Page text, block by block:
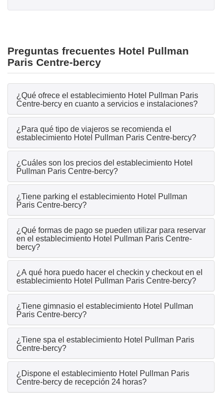
Preguntas frecuentes Hotel Pullman
Paris Centre-bercy
¿Qué ofrece el establecimiento Hotel Pullman Paris
Centre-bercy en cuanto a servicios e instalaciones?
¿Para qué tipo de viajeros se recomienda el
establecimiento Hotel Pullman Paris Centre-bercy?
¿Cuáles son los precios del establecimiento Hotel
Pullman Paris Centre-bercy?
¿Tiene parking el establecimiento Hotel Pullman
Paris Centre-bercy?
¿Qué formas de pago se pueden utilizar para reservar
en el establecimiento Hotel Pullman Paris Centre-
bercy?
¿A qué hora puedo hacer el checkin y checkout en el
establecimiento Hotel Pullman Paris Centre-bercy?
¿Tiene gimnasio el establecimiento Hotel Pullman
Paris Centre-bercy?
¿Tiene spa el establecimiento Hotel Pullman Paris
Centre-bercy?
¿Dispone el establecimiento Hotel Pullman Paris
Centre-bercy de recepción 24 horas?